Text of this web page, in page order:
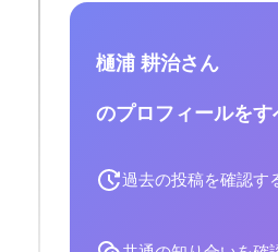
樋浦 耕治さん
のプロフィールをす
過去の投稿を確認す